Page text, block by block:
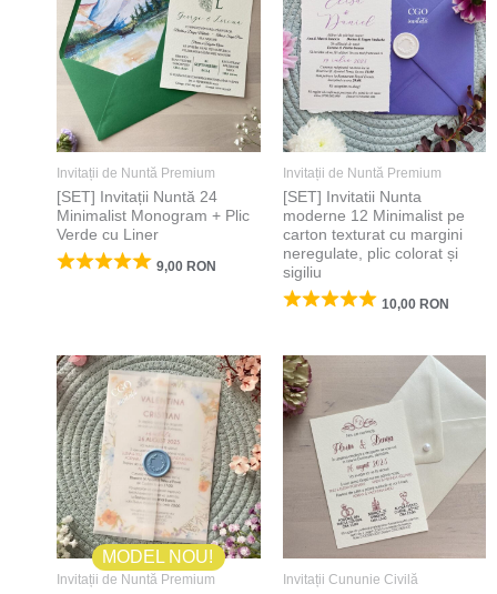
Invitații de Nuntă Premium
[SET] Invitații Nuntă 24
Minimalist Monogram + Plic
Verde cu Liner
9,00 RON
Invitații de Nuntă Premium
[SET] Invitatii Nunta
moderne 12 Minimalist pe
carton texturat cu margini
neregulate, plic colorat și
sigiliu
10,00 RON
MODEL NOU!
Invitații de Nuntă Premium Invitații Cununie Civilă